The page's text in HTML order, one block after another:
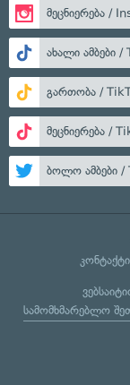
მეცნიერება /
ახალი ამბები /
გართობა /
მეცნიერება /
ბოლო ამბები /
სამომხმარებლო